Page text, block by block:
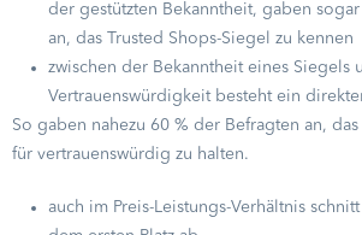
der gestützten Bekanntheit, gaben
an, das Trusted Shops-Siegel zu kennen
zwischen der Bekanntheit eines Siegels
Vertrauenswürdigkeit besteht ein
So gaben nahezu 60 % der Befragten an,
für vertrauenswürdig zu halten.
auch im Preis-Leistungs-Verhältnis